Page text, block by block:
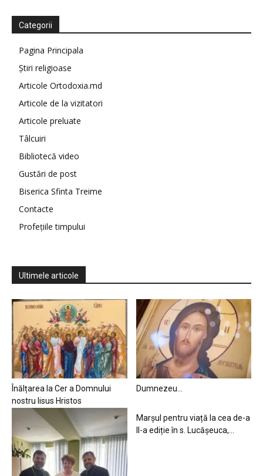
Categorii
Pagina Principala
Știri religioase
Articole Ortodoxia.md
Articole de la vizitatori
Articole preluate
Tâlcuiri
Bibliotecă video
Gustări de post
Biserica Sfinta Treime
Contacte
Profețiile timpului
Ultimele articole
Înălțarea la Cer a Domnului
nostru Iisus Hristos
Dumnezeu…
Marșul pentru viață la cea de-a
II-a ediție în s. Lucășeuca,...